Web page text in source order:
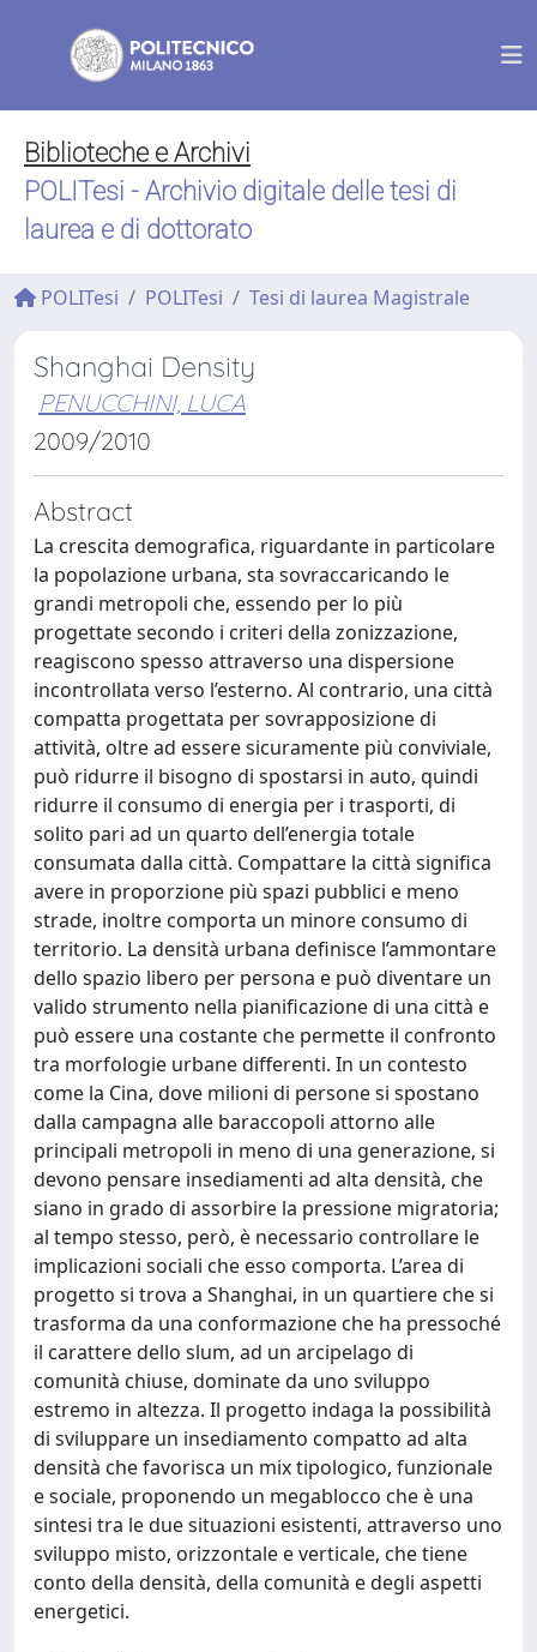
Biblioteche e Archivi
POLITesi - Archivio digitale delle tesi di
laurea e di dottorato
POLITesi POLITesi Tesi di laurea Magistrale
Shanghai Density
PENUCCHINI, LUCA
2009/2010
Abstract
La crescita demografica, riguardante in particolare
la popolazione urbana, sta sovraccaricando le
grandi metropoli che, essendo per lo più
progettate secondo i criteri della zonizzazione,
reagiscono spesso attraverso una dispersione
incontrollata verso l’esterno. Al contrario, una città
compatta progettata per sovrapposizione di
attività, oltre ad essere sicuramente più conviviale,
può ridurre il bisogno di spostarsi in auto, quindi
ridurre il consumo di energia per i trasporti, di
solito pari ad un quarto dell’energia totale
consumata dalla città. Compattare la città significa
avere in proporzione più spazi pubblici e meno
strade, inoltre comporta un minore consumo di
territorio. La densità urbana definisce l’ammontare
dello spazio libero per persona e può diventare un
valido strumento nella pianificazione di una città e
può essere una costante che permette il confronto
tra morfologie urbane differenti. In un contesto
come la Cina, dove milioni di persone si spostano
dalla campagna alle baraccopoli attorno alle
principali metropoli in meno di una generazione, si
devono pensare insediamenti ad alta densità, che
siano in grado di assorbire la pressione migratoria;
al tempo stesso, però, è necessario controllare le
implicazioni sociali che esso comporta. L’area di
progetto si trova a Shanghai, in un quartiere che si
trasforma da una conformazione che ha pressoché
il carattere dello slum, ad un arcipelago di
comunità chiuse, dominate da uno sviluppo
estremo in altezza. Il progetto indaga la possibilità
di sviluppare un insediamento compatto ad alta
densità che favorisca un mix tipologico, funzionale
e sociale, proponendo un megablocco che è una
sintesi tra le due situazioni esistenti, attraverso uno
sviluppo misto, orizzontale e verticale, che tiene
conto della densità, della comunità e degli aspetti
energetici.